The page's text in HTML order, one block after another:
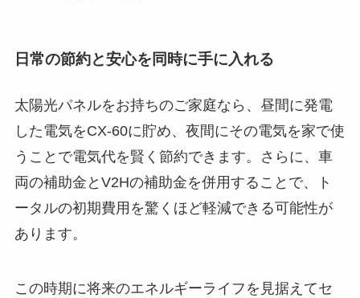
日常の節約と安心を同時に手に入れる
太陽光パネルをお持ちのご家庭なら、昼間に発電
した電気をCX-60に貯め、夜間にその電気を家で使
うことで電気代を賢く節約できます。さらに、車
両の補助金とV2Hの補助金を併用することで、ト
ータルの初期費用を驚くほど軽減できる可能性が
あります。
この時期に将来のエネルギーライフを見据えてセ